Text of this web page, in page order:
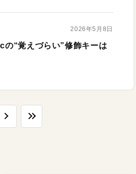
2026年5月8日
“覚えづらい”修飾キーは